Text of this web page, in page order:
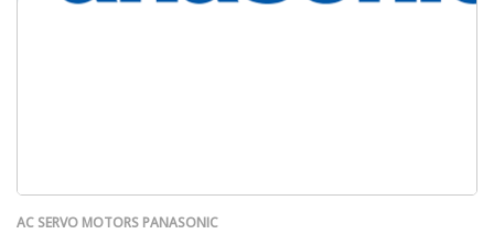
AC SERVO MOTORS PANASONIC